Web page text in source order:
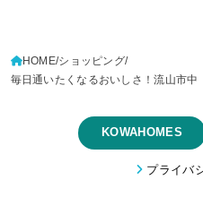
HOME ショッピング
毎日通いたくなるおいしさ！流山市中
KOWAHOMES
プライバ